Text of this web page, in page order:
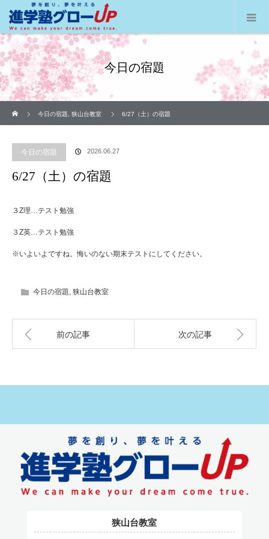
今日の宿題
今日の宿題
狭山台教室 6/27（土）の宿題
今日の宿題 2026.06.27
6/27（土）の宿題
３Z理…テスト勉強
３Z英…テスト勉強
※いよいよですね。悔いのない期末テストにしてください。
今日の宿題, 狭山台教室
前の記事 次の記事
狭山台教室